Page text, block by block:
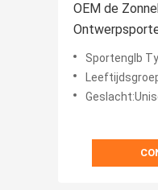
OEM de
Lichtgewicht
Sportenglb